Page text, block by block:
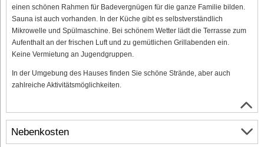
einen schönen Rahmen für Badevergnügen für die ganze Familie bilden.
Sauna ist auch vorhanden. In der Küche gibt es selbstverständlich
Mikrowelle und Spülmaschine. Bei schönem Wetter lädt die Terrasse zum
Aufenthalt an der frischen Luft und zu gemütlichen Grillabenden ein.
Keine Vermietung an Jugendgruppen.
In der Umgebung des Hauses finden Sie schöne Strände, aber auch
zahlreiche Aktivitätsmöglichkeiten.
Nebenkosten